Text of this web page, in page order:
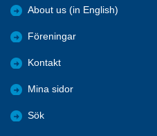
About us (in English)
Föreningar
Kontakt
Mina sidor
Sök